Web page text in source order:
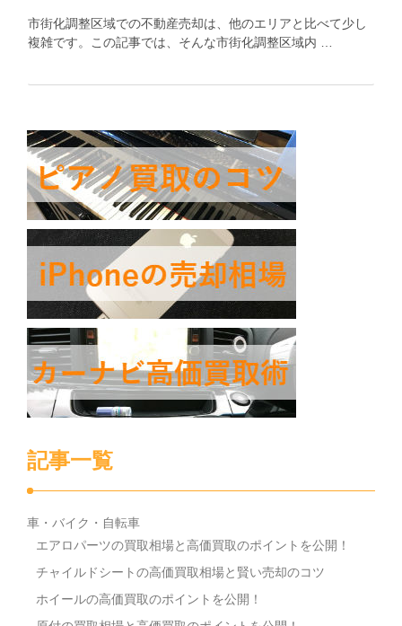
市街化調整区域での不動産売却は、他のエリアと比べて少し
複雑です。この記事では、そんな市街化調整区域内 …
記事一覧
車・バイク・自転車
エアロパーツの買取相場と高価買取のポイントを公開！
チャイルドシートの高価買取相場と賢い売却のコツ
ホイールの高価買取のポイントを公開！